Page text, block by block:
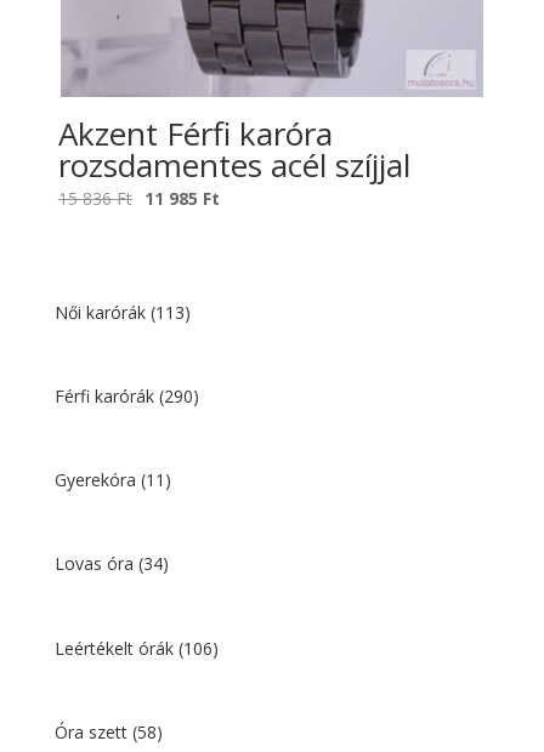
Akzent Férfi karóra
rozsdamentes acél szíjjal
15 836Ft Original
836 Ft.
11 985 Ft
Női karórák (113)
Férfi karórák (290)
Gyerekóra (11)
Lovas óra (34)
Leértékelt órák (106)
Óra szett (58)